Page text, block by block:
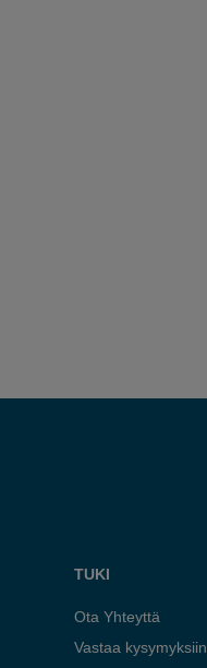
TUKI
Ota Yhteyttä
Vastaa kysymyksiin